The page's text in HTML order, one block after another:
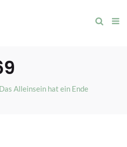
Alleinsein hat ein Ende